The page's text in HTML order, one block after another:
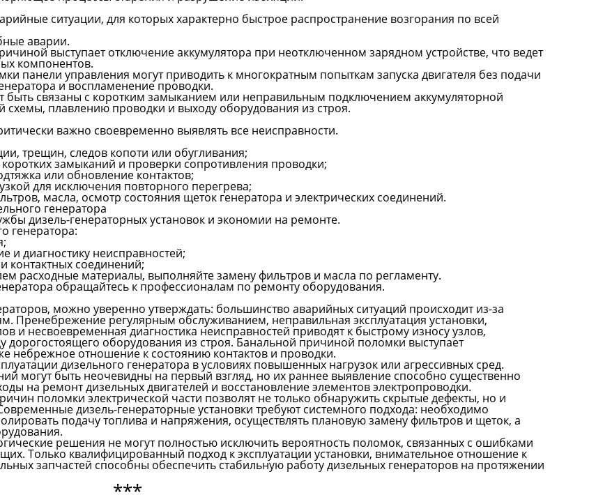
ситуации, для которых характерно быстрое распространение возгорания по всей
аварии.
выступает отключение аккумулятора при неотключенном зарядном устройстве, что ведет
компонентов.
панели управления могут приводить к многократным попыткам запуска двигателя без подачи
и воспламенение проводки.
связаны с коротким замыканием или неправильным подключением аккумуляторной
схемы, плавлению проводки и выходу оборудования из строя.
важно своевременно выявлять все неисправности.
трещин, следов копоти или обугливания;
замыканий и проверки сопротивления проводки;
или обновление контактов;
для исключения повторного перегрева;
масла, осмотр состояния щеток генератора и электрических соединений.
генератора
дизель-генераторных установок и экономии на ремонте.
генератора:
и диагностику неисправностей;
контактных соединений;
расходные материалы, выполняйте замену фильтров и масла по регламенту.
обращайтесь к профессионалам по ремонту оборудования.
можно уверенно утверждать: большинство аварийных ситуаций происходит из-за
Пренебрежение регулярным обслуживанием, неправильная эксплуатация установки,
и несвоевременная диагностика неисправностей приводят к быстрому износу узлов,
оборудования из строя. Банальной причиной поломки выступает
небрежное отношение к состоянию контактов и проводки.
дизельного генератора в условиях повышенных нагрузок или агрессивных сред.
могут быть неочевидны на первый взгляд, но их раннее выявление способно существенно
на ремонт дизельных двигателей и восстановление элементов электропроводки.
поломки электрической части позволят не только обнаружить скрытые дефекты, но и
дизель-генераторные установки требуют системного подхода: необходимо
подачу топлива и напряжения, осуществлять плановую замену фильтров и щеток, а
решения не могут полностью исключить вероятность поломок, связанных с ошибками
Только квалифицированный подход к эксплуатации установки, внимательное отношение к
запчастей способны обеспечить стабильную работу дизельных генераторов на протяжении
***